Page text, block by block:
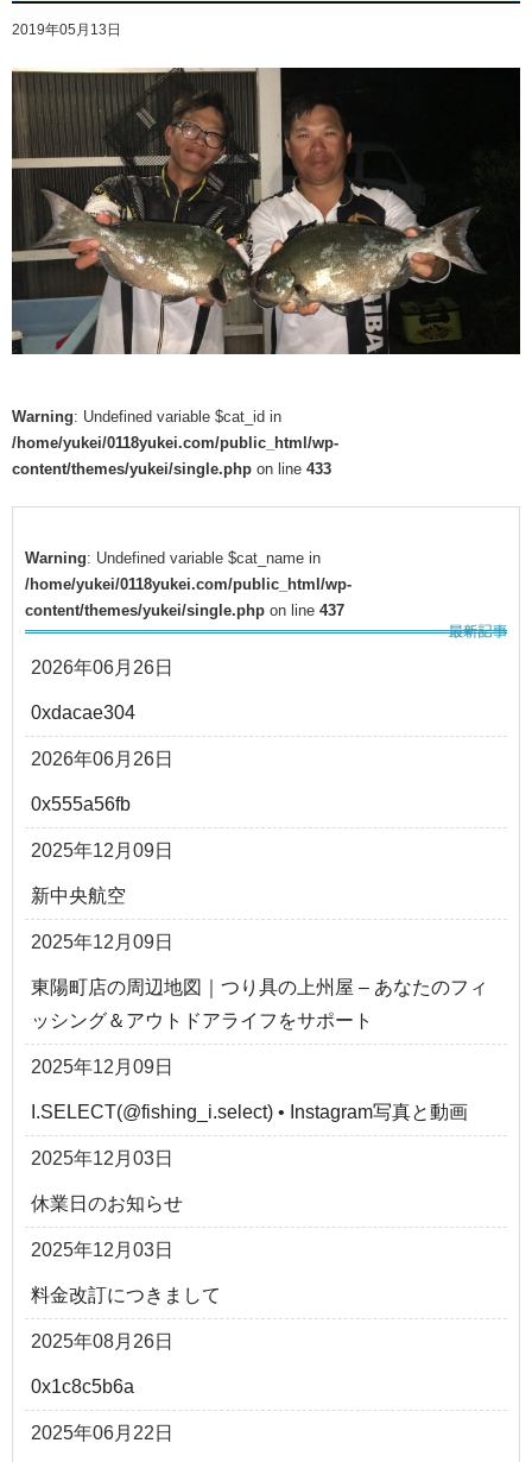
2019年05月13日
Warning: Undefined variable $cat_id in
/home/yukei/0118yukei.com/public_html/wp-
content/themes/yukei/single.php on line 433
Warning: Undefined variable $cat_name in
/home/yukei/0118yukei.com/public_html/wp-
content/themes/yukei/single.php on line 437
2026年06月26日
0xdacae304
2026年06月26日
0x555a56fb
2025年12月09日
新中央航空
2025年12月09日
東陽町店の周辺地図｜つり具の上州屋 – あなたのフィ
ッシング＆アウトドアライフをサポート
2025年12月09日
I.SELECT(@fishing_i.select) • Instagram写真と動画
2025年12月03日
休業日のお知らせ
2025年12月03日
料金改訂につきまして
2025年08月26日
0x1c8c5b6a
2025年06月22日